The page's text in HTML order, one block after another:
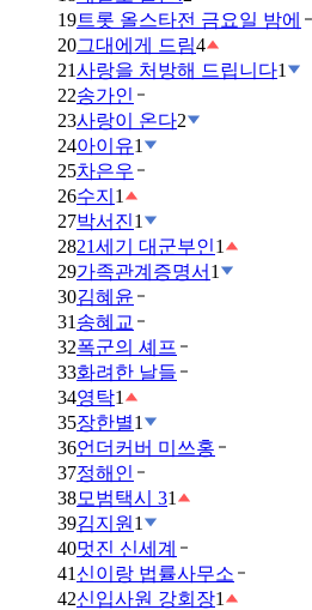
19트롯 올스타전 금요일 밤에
20그대에게 드림4
21사랑을 처방해 드립니다1
22송가인
23사랑이 온다2
24아이유1
25차은우
26수지 1
27박서진1
2821세기 대군부인1
29가족관계증명서 1
30김혜윤
31 송혜교
32폭군의 셰프
33화려한 날들
34영탁1
35장한별1
36언더커버 미쓰홍
37정해인
38모범택시 31
39김지원 1
40멋진 신세계
41 신이랑 법률사무소
42신입사원 강회장1